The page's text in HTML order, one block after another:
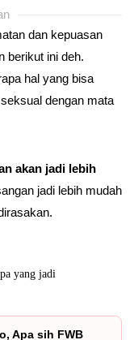
dan kepuasan
berikut ini deh.
hal yang bisa
dengan mata
akan jadi lebih
jadi lebih mudah
Apa sih FWB